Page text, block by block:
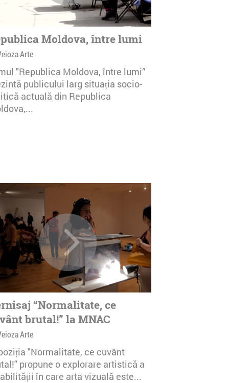
Moldova, între lumi
Arte
"Republica Moldova, între lumi”
publicului larg situația socio-
actuală din Republica
“Normalitate, ce
brutal!” la MNAC
Arte
"Normalitate, ce cuvânt
propune o explorare artistică a
în care arta vizuală este...